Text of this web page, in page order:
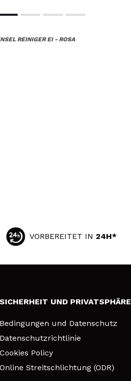
REINIGER EI - ROSA
VORBEREITET IN 24H*
SICHERHEIT UND PRIVATSPHÄRE
Bedingungen und Datenschutz
Datenschutzrichtlinie
Cookies Policy
Online Streitschlichtung (ODR)